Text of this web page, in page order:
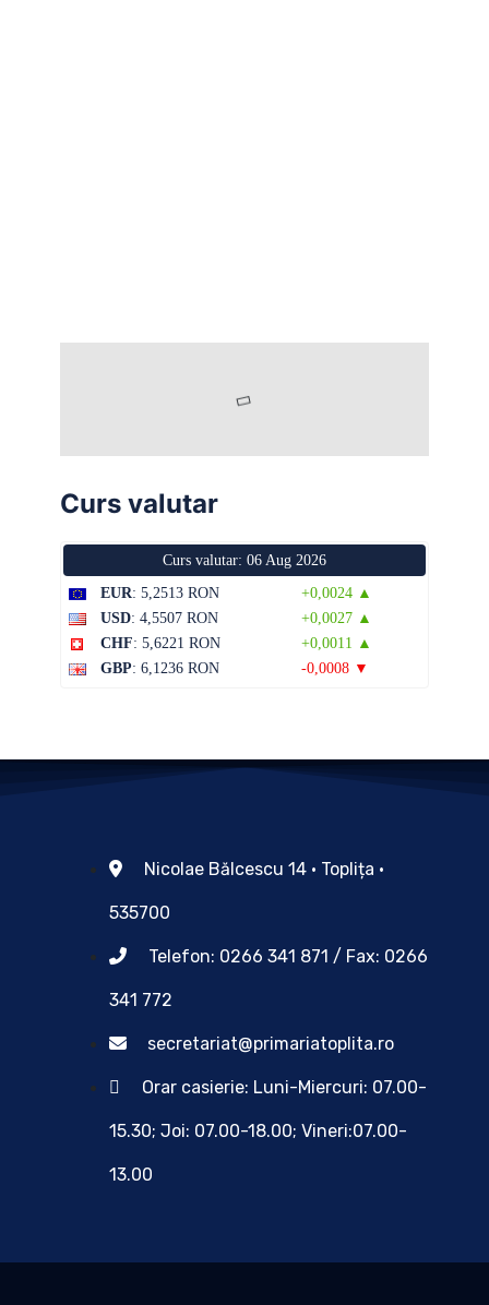
Curs valutar
Curs valutar: 06 Aug 2026
EUR: 5,2513 RON
+0,0024 ▲
USD: 4,5507 RON
+0,0027 ▲
CHF: 5,6221 RON
+0,0011 ▲
GBP: 6,1236 RON -0,0008 ▼
Nicolae Bălcescu 14 • Toplița •
535700
Telefon: 0266 341 871 / Fax: 0266
341 772
secretariat@primariatoplita.ro
Orar casierie: Luni-Miercuri: 07.00-
15.30; Joi: 07.00-18.00; Vineri:07.00-
13.00